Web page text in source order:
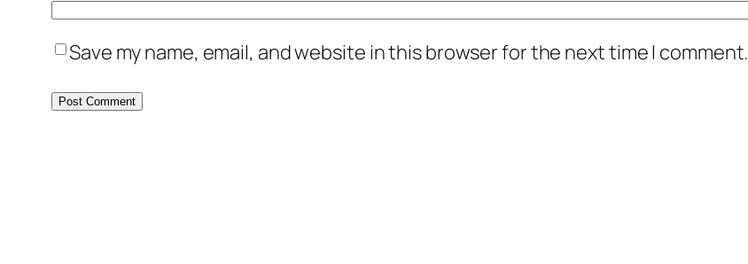
Save my name, email, and website in this browser for the next time I comment.